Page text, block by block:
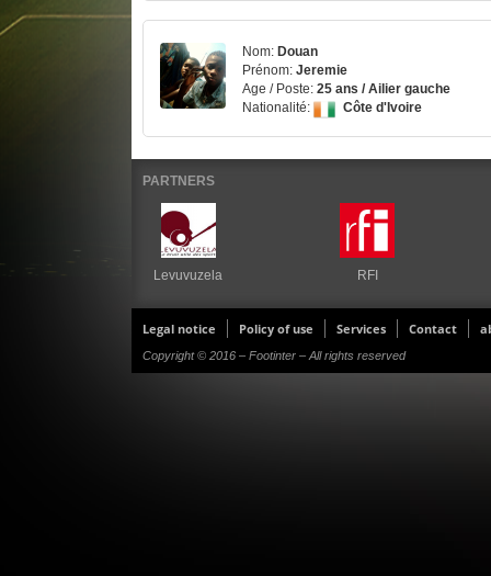
Nom: Douan
Prénom: Jeremie
Age / Poste: 25 ans / Ailier gauche
Nationalité: Côte d'Ivoire
PARTNERS
Levuvuzela RFI
Legal notice Policy of use Services Contact
Copyright © 2016 – Footinter – All rights reserved